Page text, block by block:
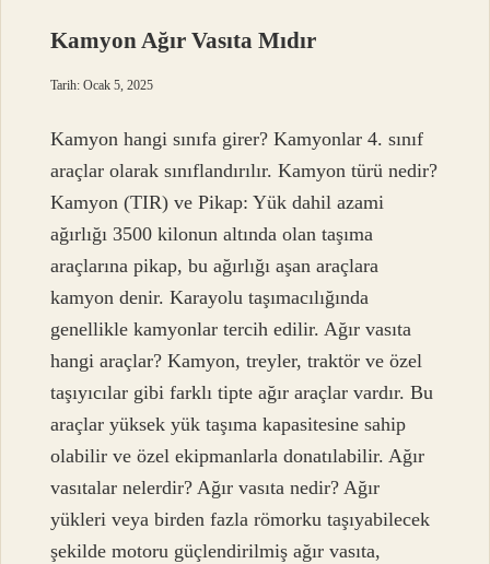
Kamyon Ağır Vasıta Mıdır
Tarih: Ocak 5, 2025
Kamyon hangi sınıfa girer? Kamyonlar 4. sınıf
araçlar olarak sınıflandırılır. Kamyon türü nedir?
Kamyon (TIR) ​​ve Pikap: Yük dahil azami
ağırlığı 3500 kilonun altında olan taşıma
araçlarına pikap, bu ağırlığı aşan araçlara
kamyon denir. Karayolu taşımacılığında
genellikle kamyonlar tercih edilir. Ağır vasıta
hangi araçlar? Kamyon, treyler, traktör ve özel
taşıyıcılar gibi farklı tipte ağır araçlar vardır. Bu
araçlar yüksek yük taşıma kapasitesine sahip
olabilir ve özel ekipmanlarla donatılabilir. Ağır
vasıtalar nelerdir? Ağır vasıta nedir? Ağır
yükleri veya birden fazla römorku taşıyabilecek
şekilde motoru güçlendirilmiş ağır vasıta,